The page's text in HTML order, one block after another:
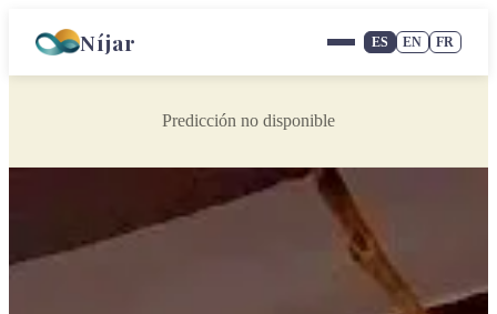
Níjar ES EN FR
Predicción no disponible